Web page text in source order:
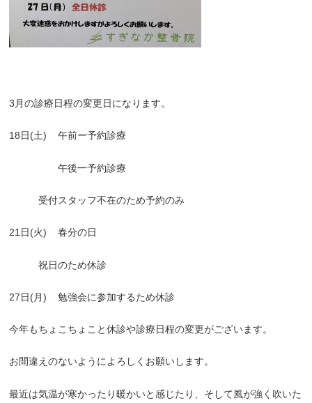
3 月の診療日程の変更日になります。
18日(土) 午前ー予約診療
午後一予約診療
受付スタッフ不在のため予約のみ
21日(火) 春分の日
祝日のため休診
27日(月) 勉強会に参加するため休診
今年もちょこちょこと休診や診療日程の変更がございます。
お間違えのないようによろしくお願いします。
最近は気温が寒かったり暖かいと感じたり、そして風が強く吹いた